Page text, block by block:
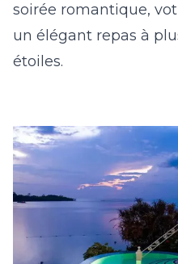
soirée romantique,
un élégant repas à
étoiles.